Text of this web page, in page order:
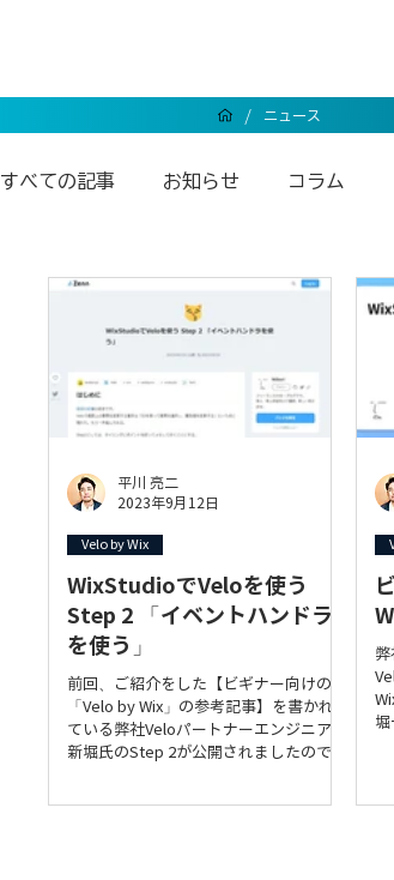
/ ニュース
すべての記事 お知らせ コラム
Wixエンタープライズ Wixアンバ
WixStudioでVeloを使う
Step 2 「イベントハンドラ
を使う」
前回、ご紹介をした【ビギナー向けの
「Velo by Wix」の参考記事】を書かれ
ている弊社Veloパートナーエンジニアの
新堀氏のStep 2が公開されましたので、
Velo by Wix
平川 亮二
2023年9月12日